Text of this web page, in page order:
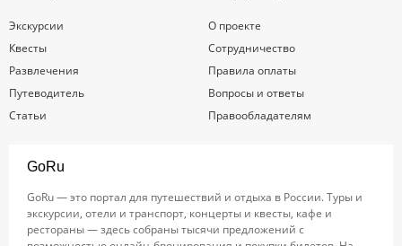
Экскурсии
Квесты
Развлечения
Путеводитель
Статьи
О проекте
Сотрудничество
Правила оплаты
Вопросы и ответы
Правообладателям
GoRu
GoRu — это портал для путешествий и отдыха в России. Туры и
экскурсии, отели и транспорт, концерты и квесты, кафе и
рестораны — здесь собраны тысячи предложений с